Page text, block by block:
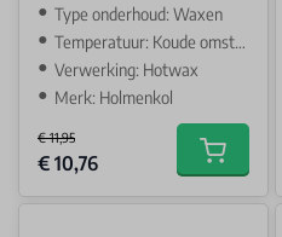
Type onderhoud: Waxen
Temperatuur: Koude omstandigehden
Verwerking: Hotwax
Merk: Holmenkol
€ 11,95
Special Price
€ 10,76 Add to cart